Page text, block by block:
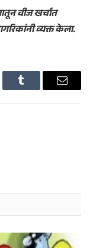
वीज खर्चात
व्यक्त केला.
Tumblr Email